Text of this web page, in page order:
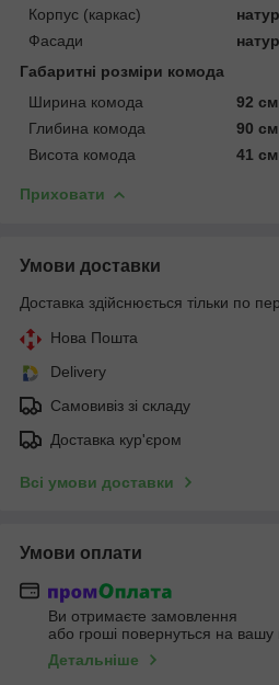
Корпус (каркас)
Фасади
Габаритні розміри комода
Ширина комода
92 см
Глибина комода
90 см
Висота комода
41 см
Приховати
Умови доставки
Доставка здійснюється тільки по
Нова Пошта
Delivery
Самовивіз зі складу
Доставка кур'єром
Всі умови доставки
Умови оплати
Ви отримаєте замовлення
або гроші повернуться на вашу
Детальніше